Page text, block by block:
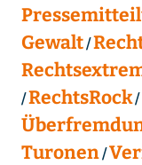
Gewalt
RechtsRock
Turonen